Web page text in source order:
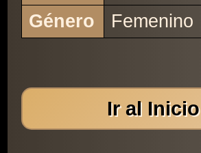
Género
Femenino
Ir al Inicio